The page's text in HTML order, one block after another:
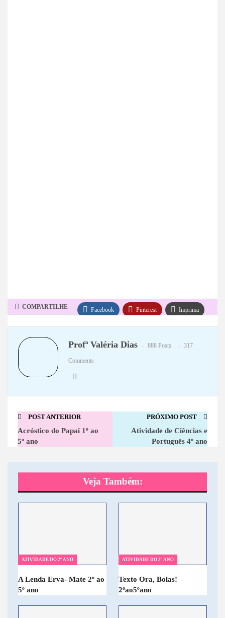
COMPARTILHE Facebook Pinterest Imprima
Profª Valéria Dias 888 Posts 317
Comments
POST ANTERIOR
Acróstico do Papai 1º ao
5º ano
PRÓXIMO POST
Atividade de Ciências e
Português 4º ano
Veja Também:
ATIVIDADE DO 2º ANO
A Lenda Erva- Mate 2º ao
5º ano
ATIVIDADE DO 2º ANO
Texto Ora, Bolas!
2ºao5ºano